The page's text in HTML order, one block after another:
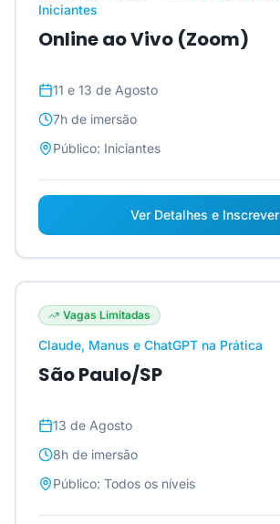
Iniciantes
Online ao Vivo (Zoom)
11 e 13 de Agosto
7h de imersão
Público: Iniciantes
Ver Detalhes e Inscrever
Vagas Limitadas
Claude, Manus e ChatGPT na Prática
São Paulo/SP
13 de Agosto
8h de imersão
Público: Todos os níveis